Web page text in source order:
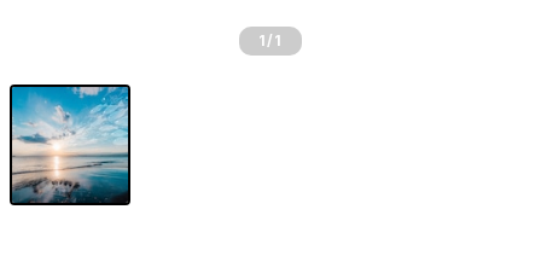
1 /1